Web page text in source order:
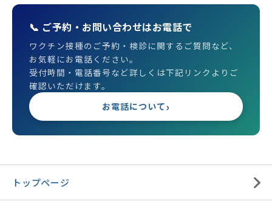
📞 ご予約・お問い合わせはお電話で
ワクチン接種のご予約・検診に関するご質問など、
お気軽にお電話ください。
受付時間・電話番号など詳しくは下記リンクよりご
確認いただけます。
お電話について›
トップページ